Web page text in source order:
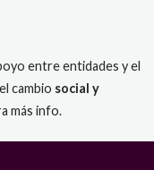
entre entidades y el
cambio social y
más info.